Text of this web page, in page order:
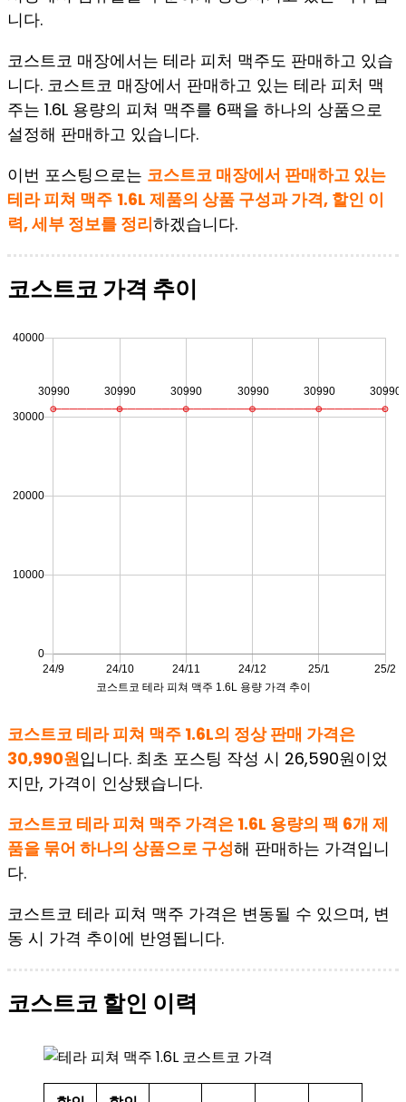
니다.
코스트코 매장에서는 테라 피처 맥주도 판매하고 있습
니다. 코스트코 매장에서 판매하고 있는 테라 피처 맥
주는 1.6L 용량의 피쳐 맥주를 6팩을 하나의 상품으로
설정해 판매하고 있습니다.
이번 포스팅으로는 코스트코 매장에서 판매하고 있는
테라 피쳐 맥주 1.6L 제품의 상품 구성과 가격, 할인 이
력, 세부 정보를 정리하겠습니다.
코스트코 가격 추이
코스트코 테라 피쳐 맥주 1.6L의 정상 판매 가격은
30,990원입니다. 최초 포스팅 작성 시 26,590원이었
지만, 가격이 인상됐습니다.
코스트코 테라 피쳐 맥주 가격은 1.6L 용량의 팩 6개 제
품을 묶어 하나의 상품으로 구성해 판매하는 가격입니
다.
코스트코 테라 피쳐 맥주 가격은 변동될 수 있으며, 변
동 시 가격 추이에 반영됩니다.
코스트코 할인 이력